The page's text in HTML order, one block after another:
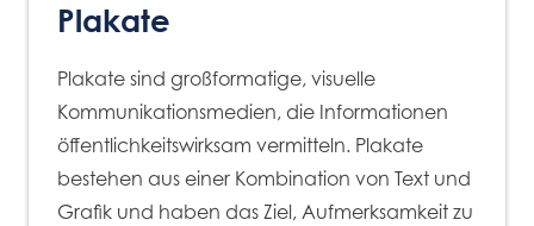
Plakate
Plakate sind großformatige, visuelle
Kommunikationsmedien, die Informationen
öffentlichkeitswirksam vermitteln. Plakate
bestehen aus einer Kombination von Text und
Grafik und haben das Ziel, Aufmerksamkeit zu